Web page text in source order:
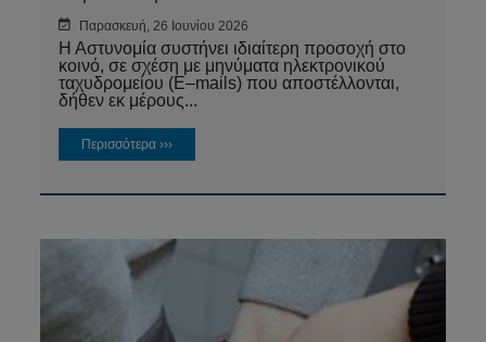
Παρασκευή, 26 Ιουνίου 2026
Η Αστυνομία συστήνει ιδιαίτερη προσοχή στο
κοινό, σε σχέση με μηνύματα ηλεκτρονικού
ταχυδρομείου (E–mails) που αποστέλλονται,
δήθεν εκ μέρους...
Περισσότερα ›››